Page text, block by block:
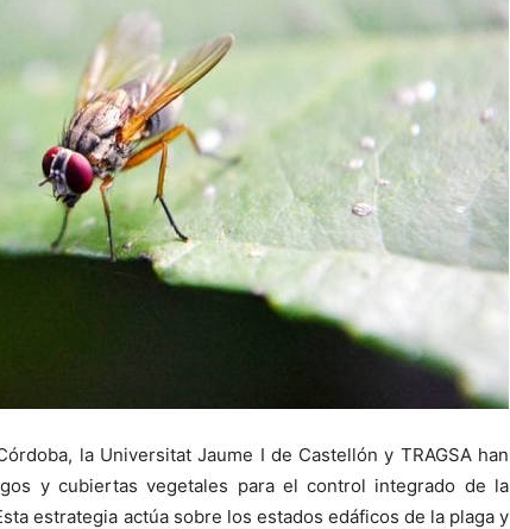
la Universitat Jaume I de Castellón y TRAGSA han
y cubiertas vegetales para el control integrado de la
estrategia actúa sobre los estados edáficos de la plaga y